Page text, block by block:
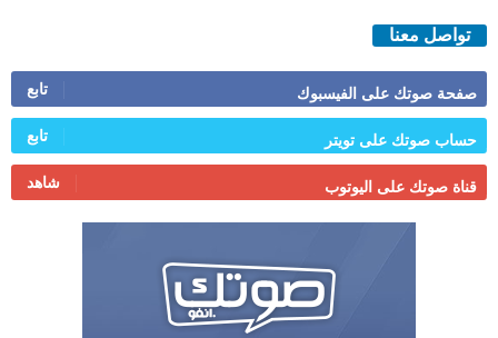
تواصل معنا
صفحة صوتك على الفيسبوك تابع
حساب صوتك على تويتر تابع
قناة صوتك على اليوتوب شاهد